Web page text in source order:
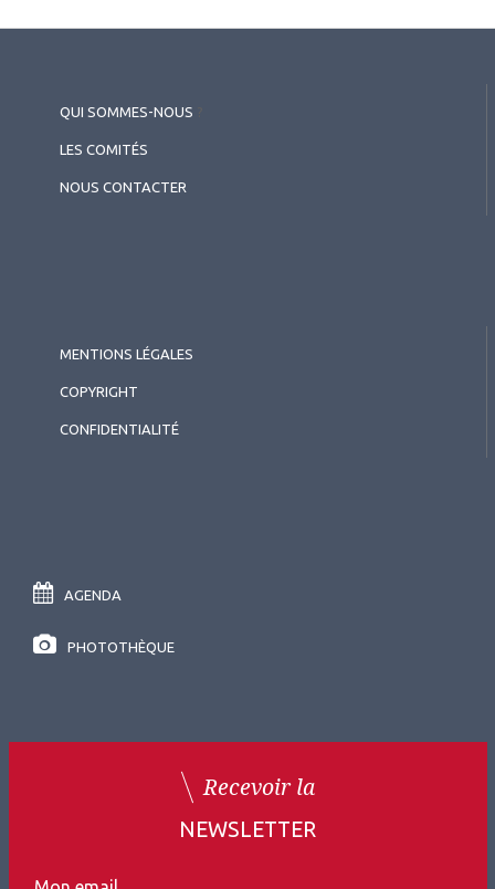
QUI SOMMES-NOUS
LES COMITÉS
NOUS CONTACTER
MENTIONS LÉGALES
COPYRIGHT
CONFIDENTIALITÉ
AGENDA
PHOTOTHÈQUE
Recevoir la
NEWSLETTER